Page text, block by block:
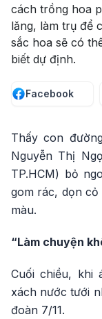
cách trồng hoa
lăng, làm trụ để
sắc hoa sẽ có
biết dự định.
Facebook
Thấy con
Nguyễn Thị
TP.HCM) bỏ
gom rác, dọn
màu.
“Làm chuyện
Cuối chiều, khi
xách nước tưới
đoàn 7/11.